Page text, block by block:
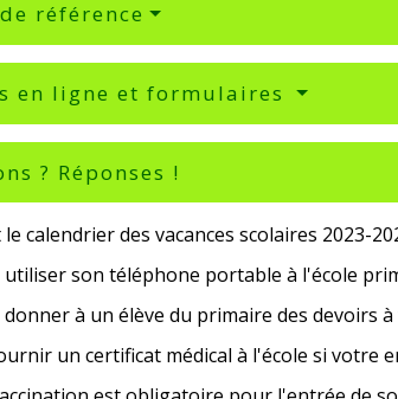
référence
en ligne et formulaires
? Réponses !
calendrier des vacances scolaires 2023-
son téléphone portable à l'école
à un élève du primaire des devoirs à
un certificat médical à l'école si votre